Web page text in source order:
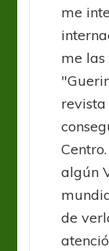
me
me
algún
de